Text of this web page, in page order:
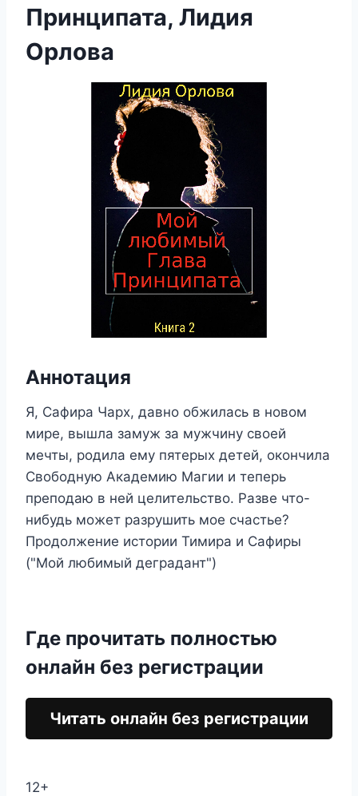
Принципата, Лидия
Орлова
Аннотация
Я, Сафира Чарх, давно обжилась в новом
мире, вышла замуж за мужчину своей
мечты, родила ему пятерых детей, окончила
Свободную Академию Магии и теперь
преподаю в ней целительство. Разве что-
нибудь может разрушить мое счастье?
Продолжение истории Тимира и Сафиры
("Мой любимый деградант")
Где прочитать полностью
онлайн без регистрации
Читать онлайн без регистрации
12+